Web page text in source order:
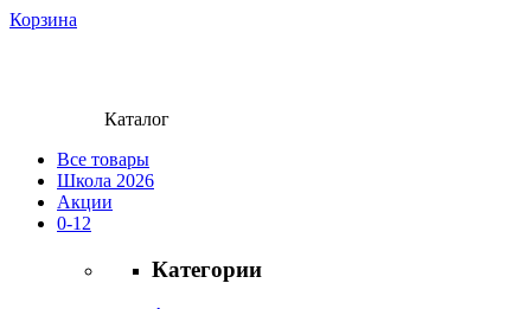
Корзина
Каталог
Все товары
Школа 2026
Акции
0-12
Категории